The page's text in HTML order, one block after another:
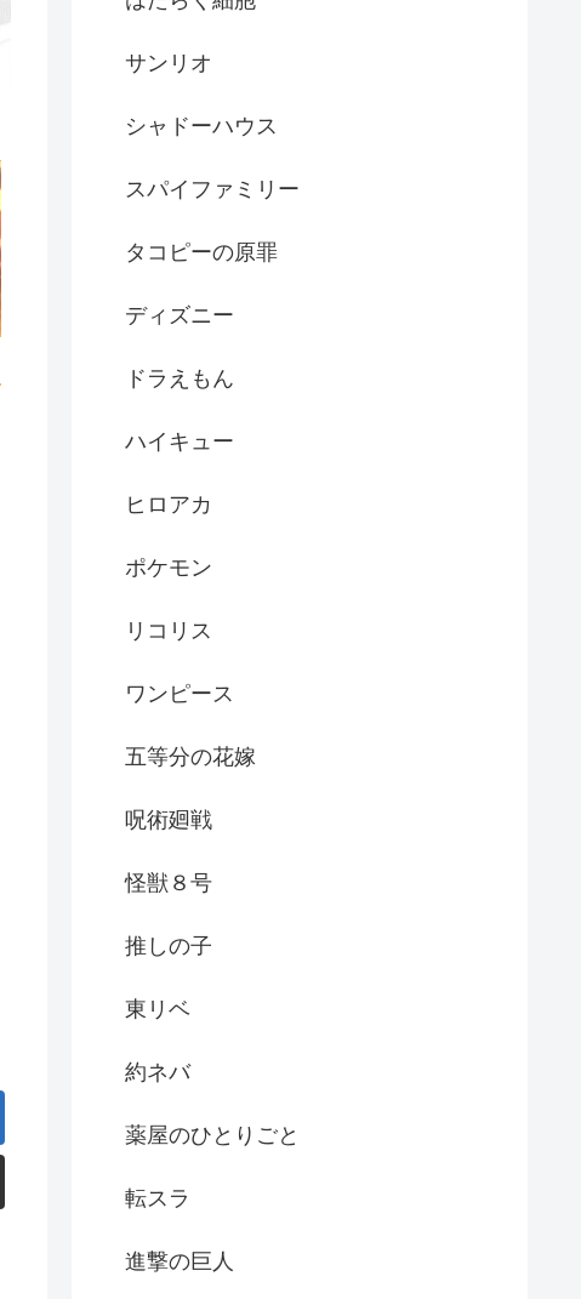
サンリオ
シャドーハウス
スパイファミリー
タコピーの原罪
ディズニー
ドラえもん
ハイキュー
ヒロアカ
ポケモン
リコリス
ワンピース
五等分の花嫁
呪術廻戦
怪獣８号
推しの子
東リベ
約ネバ
薬屋のひとりごと
転スラ
進撃の巨人